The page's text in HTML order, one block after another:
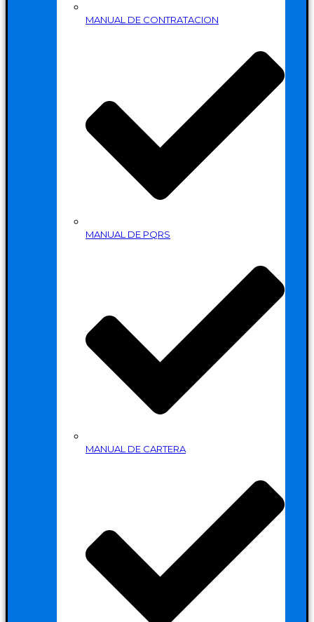
MANUAL DE CONTRATACION
MANUAL DE PQRS
MANUAL DE CARTERA